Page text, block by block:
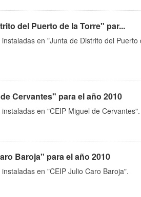
del Puerto de la Torre" par...
en "Junta de Distrito del Puerto
Cervantes" para el año 2010
en "CEIP Miguel de Cervantes".
Baroja" para el año 2010
en "CEIP Julio Caro Baroja".